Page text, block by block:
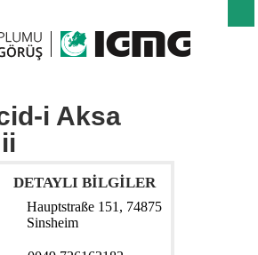
i Aksa
DETAYLI BİLGİLER
Hauptstraße 151, 74875
Sinsheim